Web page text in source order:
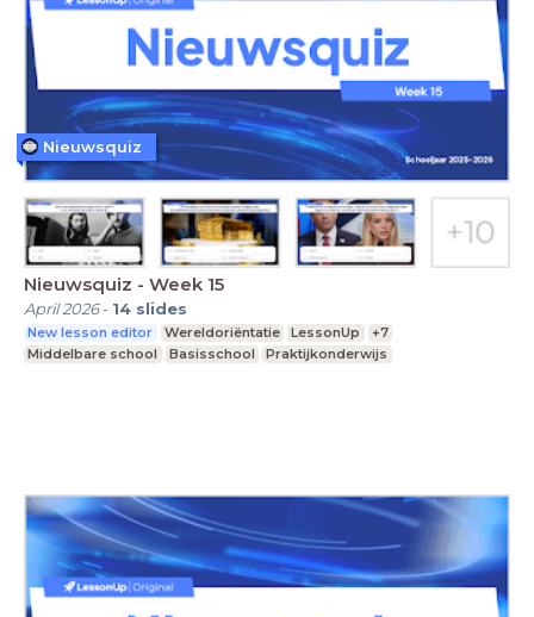
Nieuwsquiz - Week 15
April 2026- 14 slides
New lesson editor Wereldoriëntatie LessonUp
+7
Middelbare school
Basisschool Praktijkonderwijs
Nieuwsquiz